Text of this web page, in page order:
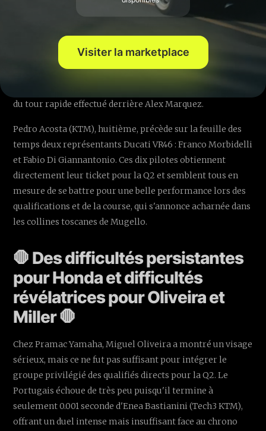
représenté 🎯
Juste derrière Quartararo, Marco Bezzecchi continue son
bon début de saison sur l'Aprilia en terminant sixième.
du tour rapide effectué derrière Alex Marquez.
Pedro Acosta (KTM), huitième, précède sur la feuille des
temps deux représentants Ducati VR46 : Franco Morbidelli
et Fabio Di Giannantonio. Ces dix pilotes obtiennent
directement leur ticket pour la Q2 et semblent tous en
mesure de se battre pour une belle performance lors des
qualifications et de la course, qui s'annonce acharnée dans
les collines toscanes de Mugello.
🛑 Des difficultés persistantes
pour Honda et difficultés
révélatrices pour Oliveira et
Miller 🛑
Chez Pramac Yamaha, Miguel Oliveira a montré un visage
sérieux, mais ce ne fut pas suffisant pour intégrer le
groupe privilégié des qualifiés directs pour la Q2. Le
Portugais échoue de très peu puisqu'il termine à
seulement 0.001 seconde d'Enea Bastianini (Tech3 KTM),
offrant un duel intense mais insuffisant face au chrono
Visiter la marketplace